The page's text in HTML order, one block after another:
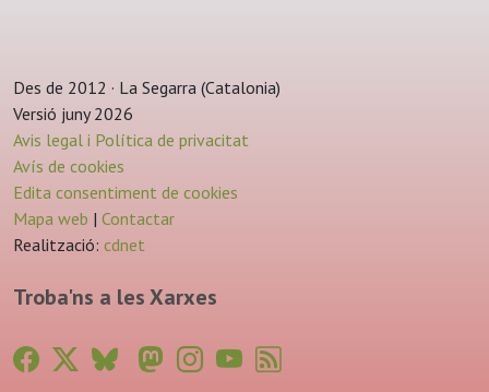
Des de 2012 · La Segarra (Catalonia)
Versió juny 2026
Avis legal i Política de privacitat
Avís de cookies
Edita consentiment de cookies
Mapa web | Contactar
Realització: cdnet
Troba'ns a les Xarxes